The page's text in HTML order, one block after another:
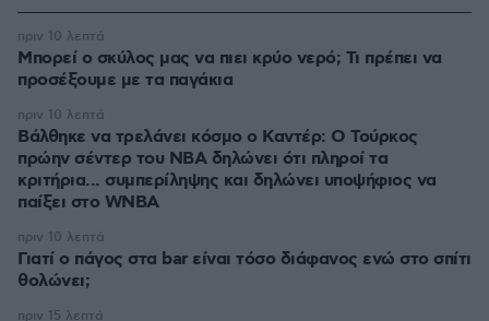
Μπορεί ο σκύλος μας να πιει κρύο νερό; Τι πρέπει να
προσέξουμε με τα παγάκια
πριν 10 λεπτά
Βάλθηκε να τρελάνει κόσμο ο Καντέρ: Ο Τούρκος
πρώην σέντερ του NBA δηλώνει ότι πληροί τα
κριτήρια... συμπερίληψης και δηλώνει υποψήφιος να
παίξει στο WNBA
πριν 10 λεπτά
Γιατί ο πάγος στα bar είναι τόσο διάφανος ενώ στο σπίτι
θολώνει;
πριν 10 λεπτά
πριν 15 λεπτά